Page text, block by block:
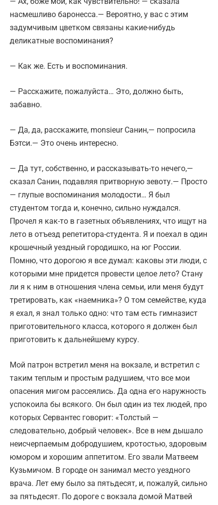
насмешливо баронесса.— Вероятно, у вас с этим
задумчивым цветком связаны какие-нибудь
деликатные воспоминания?
— Как же. Есть и воспоминания.
— Расскажите, пожалуйста… Это, должно быть,
забавно.
— Да, да, расскажите, monsieur Санин,— попросила
Бэтси.— Это очень интересно.
— Да тут, собственно, и рассказывать-то нечего,—
сказал Санин, подавляя притворную зевоту.— Просто
— глупые воспоминания молодости… Я был
студентом тогда и, конечно, сильно нуждался.
Прочел я как-то в газетных объявлениях, что ищут на
лето в отъезд репетитора-студента. Я и поехал в один
крошечный уездный городишко, на юг России.
Помню, что дорогою я все думал: каковы эти люди, с
которыми мне придется провести целое лето? Стану
ли я к ним в отношения члена семьи, или меня будут
третировать, как «наемника»? О том семействе, куда
я ехал, я знал только одно: что там есть гимназист
приготовительного класса, которого я должен был
приготовить к дальнейшему курсу.
Мой патрон встретил меня на вокзале, и встретил с
таким теплым и простым радушием, что все мои
опасения мигом рассеялись. Да одна его наружность
успокоила бы всякого. Он был один из тех людей, про
которых Сервантес говорит: «Толстый —
следовательно, добрый человек». Все в нем дышало
неисчерпаемым добродушием, кротостью, здоровым
юмором и хорошим аппетитом. Его звали Матвеем
Кузьмичом. В городе он занимал место уездного
врача. Лет ему было за пятьдесят, и, пожалуй, сильно
за пятьдесят. По дороге с вокзала домой Матвей